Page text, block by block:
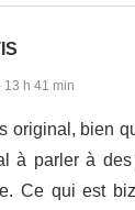
13 h 41 min
original, bien
à parler à
Ce qui est